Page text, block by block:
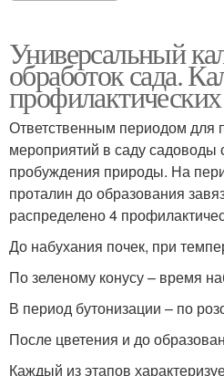
Универсальный
обработок сада.
Ответственным периодом для
мероприятий в саду садоводы
пробуждения природы. На
проталин до образования
распределено 4
До набухания почек, при
По зеленому конусу – время
В период бутонизации – по
После цветения и до
Каждый из этапов